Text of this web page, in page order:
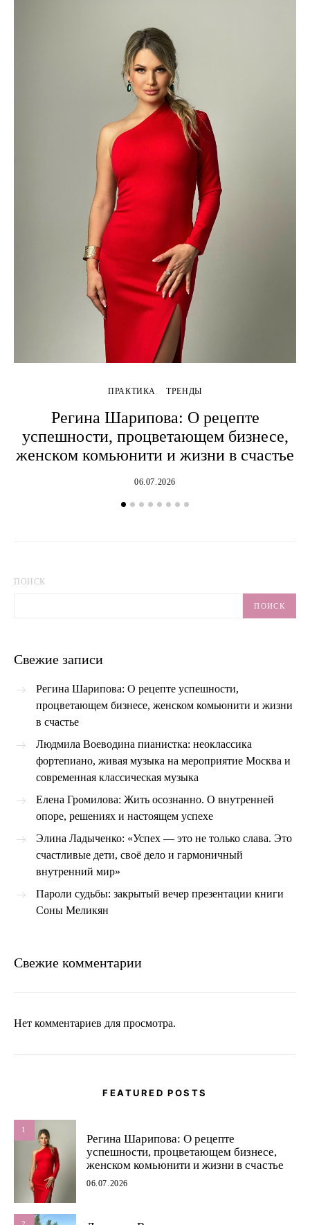
ПРАКТИКА ТРЕНДЫ
Регина Шарипова: О рецепте
успешности, процветающем бизнесе,
женском комьюнити и жизни в счастье
06.07.2026
ПОИСК
ПОИСК
Свежие записи
Регина Шарипова: О рецепте успешности,
процветающем бизнесе, женском комьюнити и жизни
в счастье
Людмила Воеводина пианистка: неоклассика
фортепиано, живая музыка на мероприятие Москва и
современная классическая музыка
Елена Громилова: Жить осознанно. О внутренней
опоре, решениях и настоящем успехе
Элина Ладыченко: «Успех — это не только слава. Это
счастливые дети, своё дело и гармоничный
внутренний мир»
Пароли судьбы: закрытый вечер презентации книги
Соны Меликян
Свежие комментарии
Нет комментариев для просмотра.
FEATURED POSTS
1
Регина Шарипова: О рецепте
успешности, процветающем бизнесе,
женском комьюнити и жизни в счастье
06.07.2026